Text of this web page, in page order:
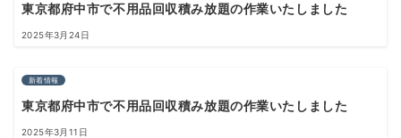
東京都府中市で不用品回収積み放題の作業いたしました
2025年3月24日
新着情報
東京都府中市で不用品回収積み放題の作業いたしました
2025年3月11日